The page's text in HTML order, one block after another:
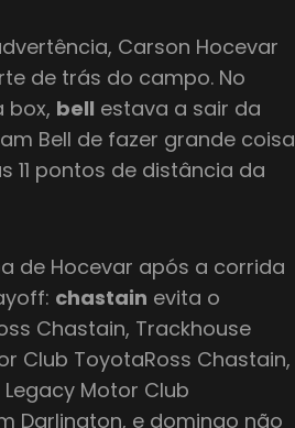
Carson Hocevar
de trás do campo. No
box, bell estava a sair da
Bell de fazer grande coisa
pontos de distância da
de Hocevar após a corrida
chastain evita o
Chastain, Trackhouse
Club ToyotaRoss Chastain,
Motor Club
Darlington, e domingo não